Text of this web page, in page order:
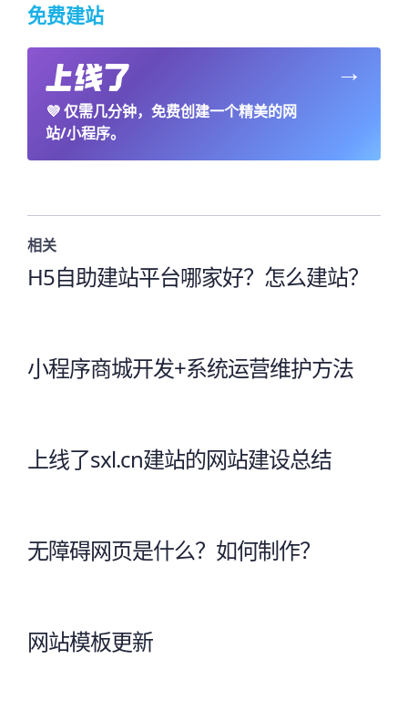
免费建站
💜仅需几分钟，免费创建一个精美的网
站/小程序。
→
相关
H5自助建站平台哪家好？怎么建站？
小程序商城开发+系统运营维护方法
上线了sxl.cn建站的网站建设总结
无障碍网页是什么？如何制作？
网站模板更新